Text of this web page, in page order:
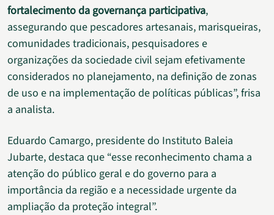
fortalecimento da governança participativa,
assegurando que pescadores artesanais, marisqueiras,
comunidades tradicionais, pesquisadores e
organizações da sociedade civil sejam efetivamente
considerados no planejamento, na definição de zonas
de uso e na implementação de políticas públicas”, frisa
a analista.
Eduardo Camargo, presidente do Instituto Baleia
Jubarte, destaca que “esse reconhecimento chama a
atenção do público geral e do governo para a
importância da região e a necessidade urgente da
ampliação da proteção integral”.